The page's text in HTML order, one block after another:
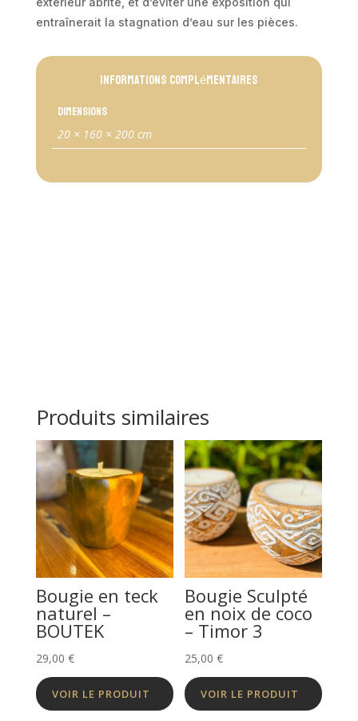
entraînerait la stagnation d’eau sur les pièces.
Informations complémentaires
Dimensions
20 × 160 × 200 cm
Produits similaires
Bougie en teck
naturel –
BOUTEK
29,00 €
VOIR LE PRODUIT
Bougie Sculpté
en noix de coco
– Timor 3
25,00€
VOIR LE PRODUIT